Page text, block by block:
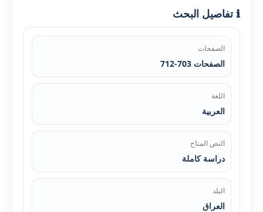
ℹ️ تفاصيل البحث
الصفحات
الصفحات 703-712
اللغة
العربية
النص المتاح
دراسة كاملة
البلد
العراق